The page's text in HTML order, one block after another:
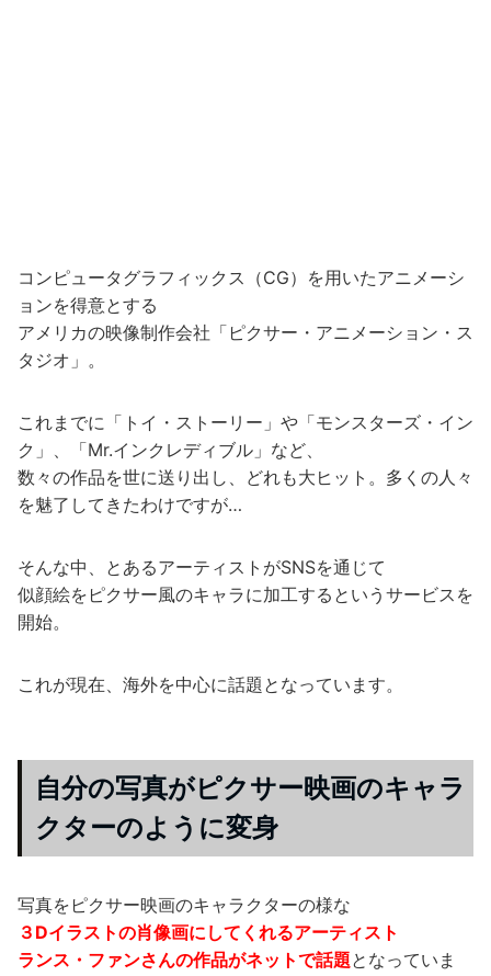
コンピュータグラフィックス（CG）を用いたアニメーシ
ョンを得意とする
アメリカの映像制作会社「ピクサー・アニメーション・ス
タジオ」。
これまでに「トイ・ストーリー」や「モンスターズ・イン
ク」、「Mr.インクレディブル」など、
数々の作品を世に送り出し、どれも大ヒット。多くの人々
を魅了してきたわけですが…
そんな中、とあるアーティストがSNSを通じて
似顔絵をピクサー風のキャラに加工するというサービスを
開始。
これが現在、海外を中心に話題となっています。
自分の写真がピクサー映画のキャラ
クターのように変身
写真をピクサー映画のキャラクターの様な
３Dイラストの肖像画にしてくれるアーティスト
ランス・ファンさんの作品がネットで話題となっていま